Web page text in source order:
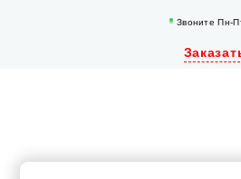
Звоните Пн-
SEO-ПРОДВИЖЕНИЕ